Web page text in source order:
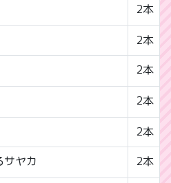
2本
2本
2本
2本
2本
サヤカ 2本